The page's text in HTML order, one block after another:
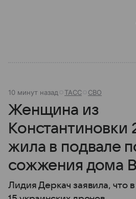
10 минут назад ТАСС СВО
Женщина из
Константиновки
жила в подвале
сожжения дома
Лидия Деркач заявила, что